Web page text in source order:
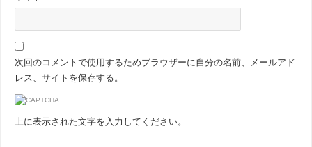
次回のコメントで使用するためブラウザーに自分の名前、メールアド
レス、サイトを保存する。
上に表示された文字を入力してください。